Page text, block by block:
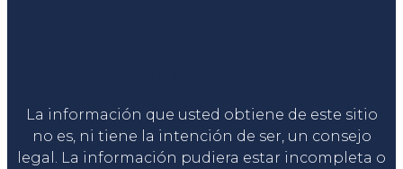
La información que usted obtiene de este sitio
no es, ni tiene la intención de ser, un consejo
legal. La información pudiera estar incompleta o